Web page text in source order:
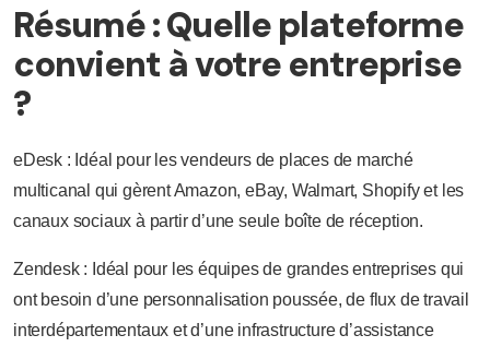
Résumé : Quelle plateforme
convient à votre entreprise
?
eDesk : Idéal pour les vendeurs de places de marché
multicanal qui gèrent Amazon, eBay, Walmart, Shopify et les
canaux sociaux à partir d’une seule boîte de réception.
Zendesk : Idéal pour les équipes de grandes entreprises qui
ont besoin d’une personnalisation poussée, de flux de travail
interdépartementaux et d’une infrastructure d’assistance